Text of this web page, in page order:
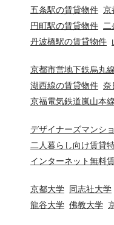
五条駅の賃貸物件 京
円町駅の賃貸物件 二
丹波橋駅の賃貸物件
京都市営地下鉄烏丸
湖西線の賃貸物件 奈
京福電気鉄道嵐山本
デザイナーズマンシ
二人暮らし向け賃貸
インターネット無料
京都大学 同志社大学
龍谷大学 佛教大学